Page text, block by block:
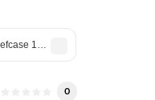
14" для ноутбука Black
0